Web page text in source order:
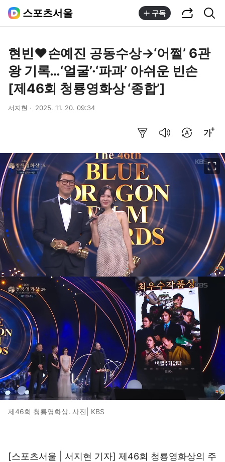
스포츠서울 구독
현빈♥손예진 공동수상→‘어쩔’ 6관
왕 기록…‘얼굴’·‘파과’ 아쉬운 빈손
[제46회 청룡영화상 ‘종합’]
서지현 2025. 11. 20. 09:34
제46회 청룡영화상. 사진| KBS
[스포츠서울 | 서지현 기자] 제46회 청룡영화상의 주